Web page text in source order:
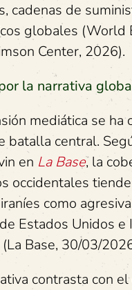
cadenas de
globales (World
Center, 2026).
la narrativa
mediática se ha
batalla central.
en La Base, la
occidentales
como
Estados Unidos e
Base, 30/03/
contrasta con